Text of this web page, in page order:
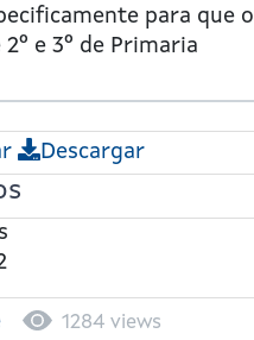
oca
multiplicadora
para que o
2º e 3º de Primaria
Descargar
about 1284 views